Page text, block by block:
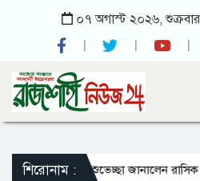
০৭ অগাস্ট ২০২৬,
শিরোনাম :
রাষ্ট্রপতিকে শুভেচ্ছা জানালেন রাসিক